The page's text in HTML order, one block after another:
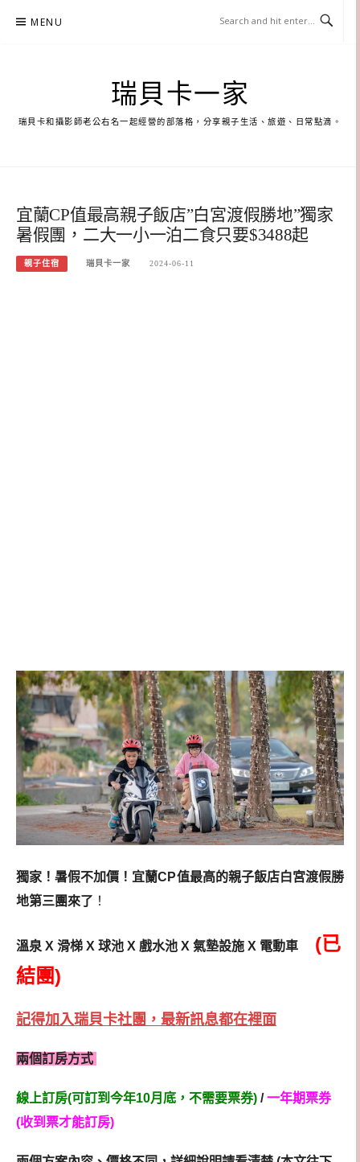
MENU
瑞貝卡一家
瑞貝卡和攝影師老公右名一起經營的部落格，分享親子生活、旅遊、日常點滴。
宜蘭CP值最高親子飯店”白宮渡假勝地”獨家
暑假團，二大一小一泊二食只要$3488起
親子住宿 瑞貝卡一家 2024-06-11
獨家！暑假不加價！宜蘭CP值最高的親子飯店白宮渡假勝
地第三團來了 ！
溫泉 X 滑梯 X 球池 X 戲水池 X 氣墊設施 X 電動車
(已
結團)
記得加入瑞貝卡社團，最新訊息都在裡面
兩個訂房方式
線上訂房(可訂到今年10月底，不需要票券) /一年期票券
(收到票才能訂房)